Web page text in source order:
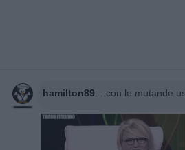
hamilton89: ..con le mutande